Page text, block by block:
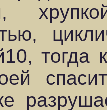
тогда